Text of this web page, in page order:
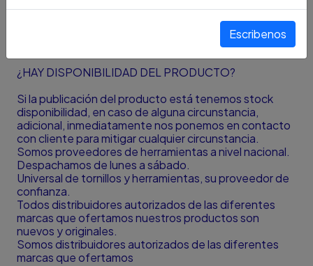
Nota:El color y el tamaño presentado en la fotografía
es una aproximación al color y tamaño real y puede
variar con la resolución de la pantalla desde donde se
¿HAY DISPONIBILIDAD DEL PRODUCTO?
Si la publicación del producto está tenemos stock
disponibilidad, en caso de alguna circunstancia,
adicional, inmediatamente nos ponemos en contacto
con cliente para mitigar cualquier circunstancia.
Somos proveedores de herramientas a nivel nacional.
Despachamos de lunes a sábado.
Universal de tornillos y herramientas, su proveedor de
confianza.
Todos distribuidores autorizados de las diferentes
marcas que ofertamos nuestros productos son
nuevos y originales.
Somos distribuidores autorizados de las diferentes
marcas que ofertamos
Escribenos